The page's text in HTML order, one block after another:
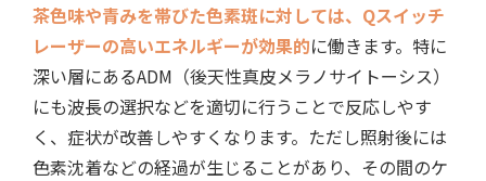
茶色味や青みを帯びた色素斑に対しては、Qスイッチ
レーザーの高いエネルギーが効果的に働きます。特に
深い層にあるADM（後天性真皮メラノサイトーシス）
にも波長の選択などを適切に行うことで反応しやす
く、症状が改善しやすくなります。ただし照射後には
色素沈着などの経過が生じることがあり、その間のケ